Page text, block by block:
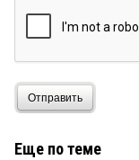
Отправить
Еще по теме